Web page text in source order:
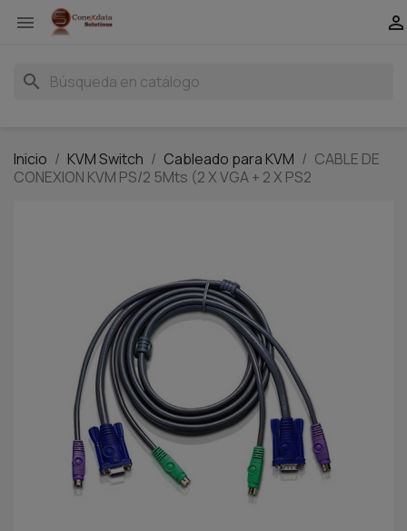
 
search
Inicio KVM Switch Cableado para KVM
CABLE DE
CONEXION KVM PS/2 5Mts (2 X VGA + 2 X PS2